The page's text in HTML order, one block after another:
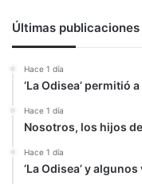
Últimas publicaciones
Hace 1 día
‘La Odisea’ permitió
Hace 1 día
Nosotros, los hijos
Hace 1 día
‘La Odisea’ y